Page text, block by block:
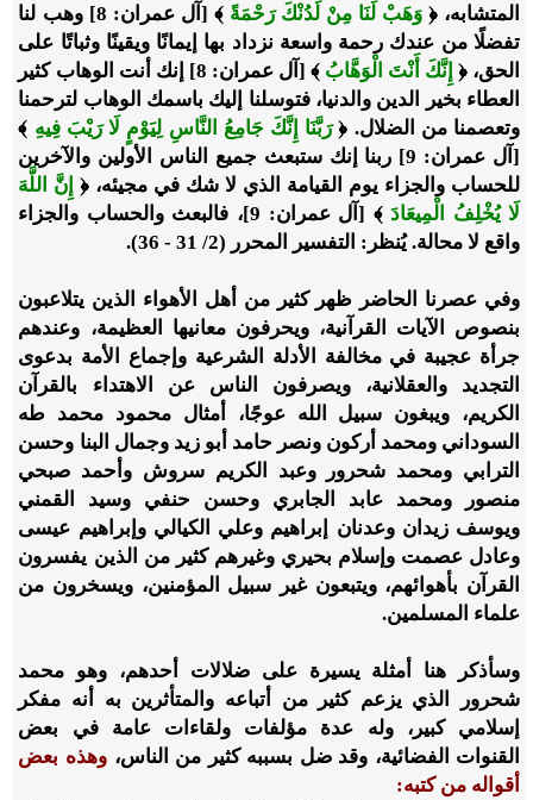
المتشابه، ﴿وَهَبْ لَنَا مِنْ لَدُنْكَ رَحْمَةً
﴾ [آل عمران: 8] وهب لنا
تفضلًا من عندك رحمة واسعة نزداد بها إيمانًا ويقينًا وثباتًا على
الحق، ﴿ إِنَّكَ أَنْتَ الْوَهَّابُ
﴾ [آل عمران: 8] إنك أنت الوهاب كثير
العطاء بخير الدين والدنيا، فتوسلنا إليك باسمك الوهاب لترحمنا
وتعصمنا من الضلال. ﴿رَبَّنَا إِنَّكَ جَامِعُ النَّاسِ لِيَوْمٍ لَا رَيْبَ فِيهِ ﴾
[آل عمران: 9] ربنا إنك ستبعث جميع الناس الأولين والآخرين
للحساب والجزاء يوم القيامة الذي لا شك في مجيئه، ﴿ إِنَّ اللَّهَ
لَا يُخْلِفُ الْمِيعَادَ
﴾ [آل عمران: 9]، فالبعث والحساب والجزاء
واقع لا محالة. يُنظر: التفسير المحرر (2/ 31 - 36).
وفي عصرنا الحاضر ظهر كثير من أهل الأهواء الذين يتلاعبون
بنصوص الآيات القرآنية، ويحرفون معانيها العظيمة، وعندهم
جرأة عجيبة في مخالفة الأدلة الشرعية وإجماع الأمة بدعوى
التجديد والعقلانية، ويصرفون الناس عن الاهتداء بالقرآن
الكريم، ويبغون سبيل الله عوجًا، أمثال محمود محمد طه
السوداني ومحمد أركون ونصر حامد أبو زيد وجمال البنا وحسن
الترابي ومحمد شحرور وعبد الكريم سروش وأحمد صبحي
منصور ومحمد عابد الجابري وحسن حنفي وسيد القمني
ويوسف زيدان وعدنان إبراهيم وعلي الكيالي وإبراهيم عيسى
وعادل عصمت وإسلام بحيري وغيرهم كثير من الذين يفسرون
القرآن بأهوائهم، ويتبعون غير سبيل المؤمنين، ويسخرون من
علماء المسلمين.
وسأذكر هنا أمثلة يسيرة على ضلالات أحدهم، وهو محمد
شحرور الذي يزعم كثير من أتباعه والمتأثرين به أنه مفكر
إسلامي كبير، وله عدة مؤلفات ولقاءات عامة في بعض
القنوات الفضائية، وقد ضل بسببه كثير من الناس، وهذه بعض
أقواله من كتبه: